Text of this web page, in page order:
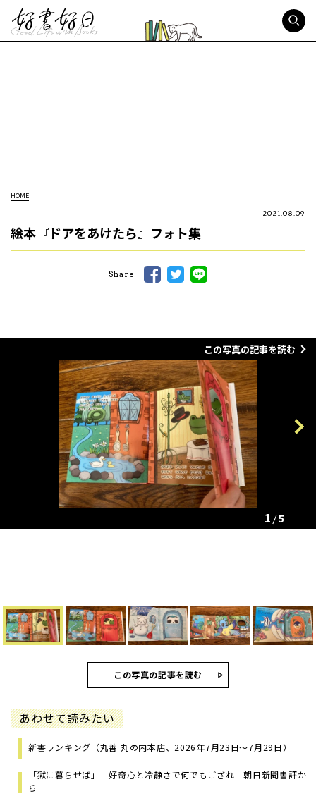
HOME
2021.08.09
絵本『ドアをあけたら』フォト集
Share
この写真の記事を読む
Next
1 5
この写真の記事を読む
あわせて読みたい
新書ランキング（丸善 丸の内本店、2026年7月23日～7月29日）
「獄に暮らせば」 好奇心と冷静さで何でもござれ 朝日新聞書評か
ら